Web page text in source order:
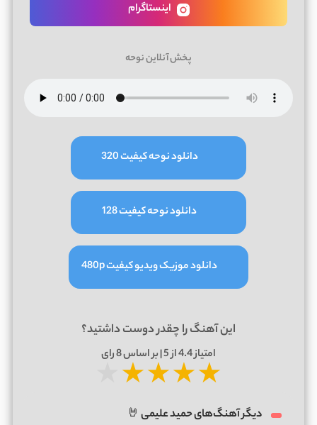
اینستاگرام
پخش آنلاین نوحه
دانلود نوحه کیفیت 320
دانلود نوحه کیفیت 128
دانلود موزیک ویدیو کیفیت 480p
این آهنگ را چقدر دوست داشتید؟
امتیاز4.4از 5 | بر اساس 8رای
★★★★
دیگر آهنگ‌های حمید علیمی 🤘